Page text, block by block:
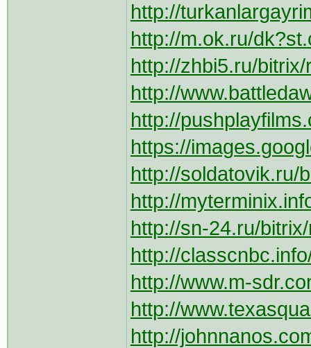
http://
http://m.ok.ru/
http://zhbi5.ru/
http://
http://
https://
http://soldatovik.ru/
http://
http://sn-24.ru/
http://
http://www.m-
http://
http://